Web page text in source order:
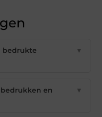
bedrukte
▼
en
▼